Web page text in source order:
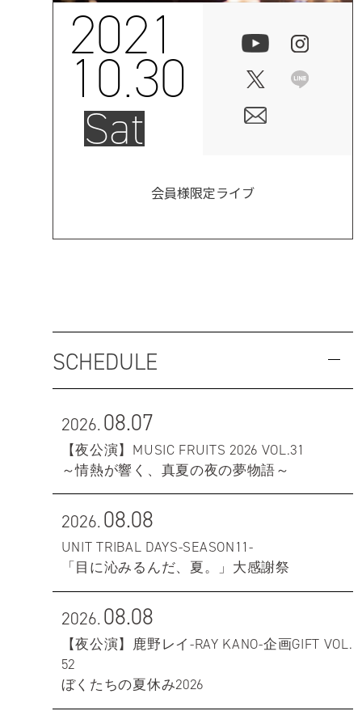
2021
10.30
Sat
会員様限定ライブ
SCHEDULE
2026.08.07
【夜公演】MUSIC FRUITS 2026 VOL.31
～情熱が響く、真夏の夜の夢物語～
2026.08.08
UNIT TRIBAL DAYS-SEASON11-
「目に沁みるんだ、夏。」大感謝祭
2026.08.08
【夜公演】鹿野レイ-RAY KANO-企画GIFT VOL.
52
ぼくたちの夏休み2026